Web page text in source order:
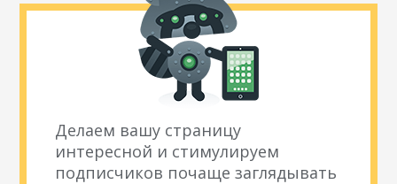
Делаем вашу страницу
интересной и стимулируем
подписчиков почаще заглядывать